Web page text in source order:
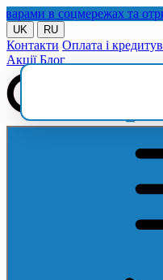
в соцмережах та
UK RU
Контакти Оплата і
Акції Блог